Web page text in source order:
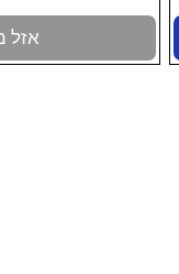
אזל